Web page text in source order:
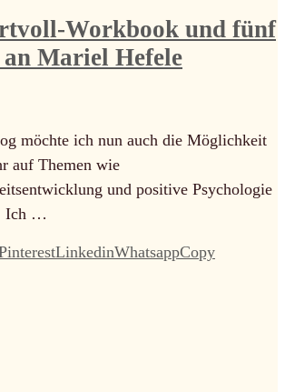
Workbook und fünf
Mariel Hefele
möchte ich nun auch die Möglichkeit
auf Themen wie
und positive Psychologie
Ich …
LinkedinWhatsappCopy